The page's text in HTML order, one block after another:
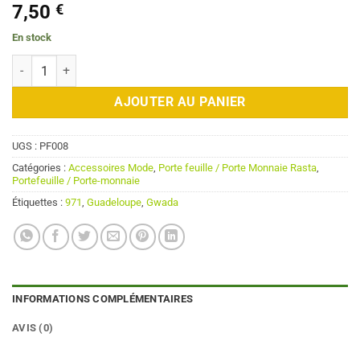
7,50 €
En stock
AJOUTER AU PANIER
UGS : PF008
Catégories : Accessoires Mode, Porte feuille / Porte Monnaie Rasta,
Portefeuille / Porte-monnaie
Étiquettes : 971, Guadeloupe, Gwada
INFORMATIONS COMPLÉMENTAIRES
AVIS (0)